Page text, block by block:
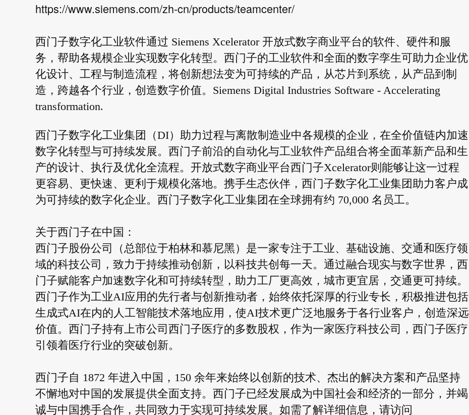
https://www.siemens.com/zh-cn/products/teamcenter/
西门子数字化工业软件通过 Siemens Xcelerator 开放式数字商业平台的软件、硬件和服
务，帮助各规模企业实现数字化转型。西门子的工业软件和全面的数字孪生可助力企业优
化设计、工程与制造流程，将创新想法变为可持续的产品，从芯片到系统，从产品到制
造，跨越各个行业，创造数字价值。Siemens Digital Industries Software - Accelerating
transformation.
西门子数字化工业集团（DI）助力过程与离散制造业中各规模的企业，在全价值链内加速
数字化转型与可持续发展。西门子前沿的自动化与工业软件产品组合将全面革新产品和生
产的设计、执行及优化全流程。开放式数字商业平台西门子Xcelerator则能够让这一过程
更容易、更快速、更利于规模化落地。携手生态伙伴，西门子数字化工业集团助力客户成
为可持续的数字化企业。西门子数字化工业集团在全球拥有约 70,000 名员工。
关于西门子在中国：
西门子股份公司（总部位于柏林和慕尼黑）是一家专注于工业、基础设施、交通和医疗领
域的科技公司，致力于持续推动创新，以科技共创每一天。通过融合现实与数字世界，西
门子赋能客户加速数字化和可持续转型，助力工厂更高效，城市更宜居，交通更可持续。
西门子作为工业AI应用的先行者与创新推动者，始终依托深厚的行业专长，积极推进包括
生成式AI在内的人工智能技术落地应用，使AI技术更广泛地服务于各行业客户，创造深远
价值。西门子持有上市公司西门子医疗的多数股权，作为一家医疗科技公司，西门子医疗
引领着医疗行业的突破创新。
西门子自 1872 年进入中国，150 余年来始终以创新的技术、杰出的解决方案和产品坚持
不懈地对中国的发展提供全面支持。西门子已经发展成为中国社会和经济的一部分，并竭
诚与中国携手合作，共同致力于实现可持续发展。如需了解详细信息，请访问